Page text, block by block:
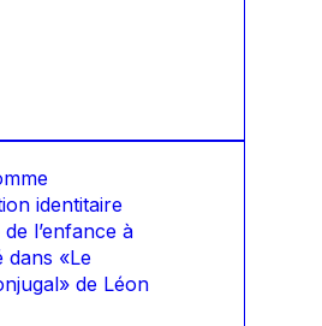
identitaire
l’enfance à
dans «Le
de Léon